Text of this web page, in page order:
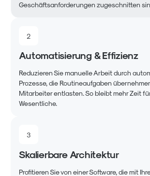
Geschäftsanforderungen zugeschnitten
2
Automatisierung & Effizienz
Reduzieren Sie manuelle Arbeit durch
Prozesse, die Routineaufgaben
Mitarbeiter entlasten. So bleibt mehr Zeit
Wesentliche.
3
Skalierbare Architektur
Profitieren Sie von einer Software, die mit